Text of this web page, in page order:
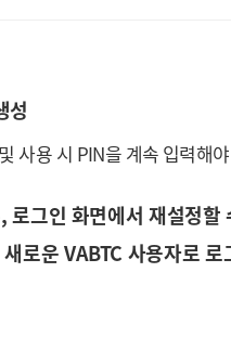
성
사용 시 PIN을 계속 입력해
그인 화면에서 재설정할
로운 VABTC 사용자로